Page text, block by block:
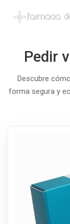
Pedir
Descubre
forma segura y